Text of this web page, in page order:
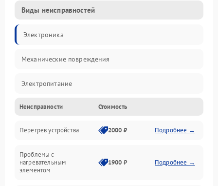
Виды неисправностей
Электроника
Механические повреждения
Электропитание
Парообразование
Герметичность
Механика
Неисправности Стоимость
Перегрев устройства 2000 ₽ Подробнее →
Проблемы с
нагревательным
элементом
1900 ₽ Подробнее →